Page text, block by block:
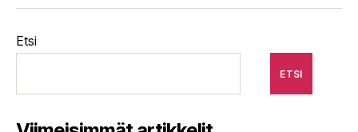
Etsi
ETSI